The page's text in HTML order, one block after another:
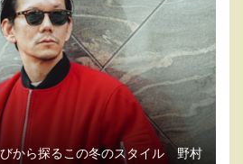
から探るこの冬のスタイル 野村